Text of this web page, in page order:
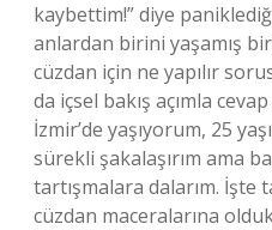
kaybettim!” diye
anlardan birini yaşamış
cüzdan için ne yapılır
da içsel bakış açımla
İzmir’de yaşıyorum, 25
sürekli şakalaşırım ama
tartışmalara dalarım. İşte
cüzdan maceralarına